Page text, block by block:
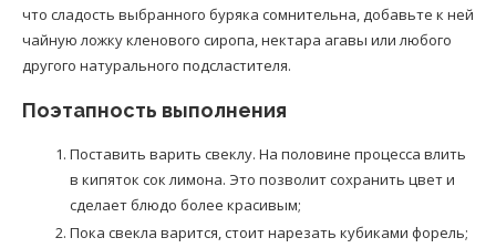
что сладость выбранного буряка сомнительна, добавьте к ней
чайную ложку кленового сиропа, нектара агавы или любого
другого натурального подсластителя.
Поэтапность выполнения
Поставить варить свеклу. На половине процесса влить
в кипяток сок лимона. Это позволит сохранить цвет и
сделает блюдо более красивым;
Пока свекла варится, стоит нарезать кубиками форель;